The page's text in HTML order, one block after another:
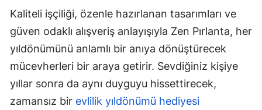
Kaliteli işçiliği, özenle hazırlanan tasarımları ve
güven odaklı alışveriş anlayışıyla Zen Pırlanta, her
yıldönümünü anlamlı bir anıya dönüştürecek
mücevherleri bir araya getirir. Sevdiğiniz kişiye
yıllar sonra da aynı duyguyu hissettirecek,
zamansız bir evlilik yıldönümü hediyesi